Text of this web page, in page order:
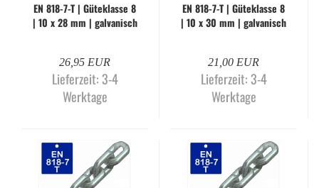
EN 818-​7-T | Gü­te­klas­se 8
| 10 x 28 mm | gal­va­nisch
26,95 EUR
Lieferzeit:3-4
Werktage
EN 818-​7-T | Gü­te­klas­se 8
| 10 x 30 mm | gal­va­nisch
21,00 EUR
Lieferzeit:3-4
Werktage